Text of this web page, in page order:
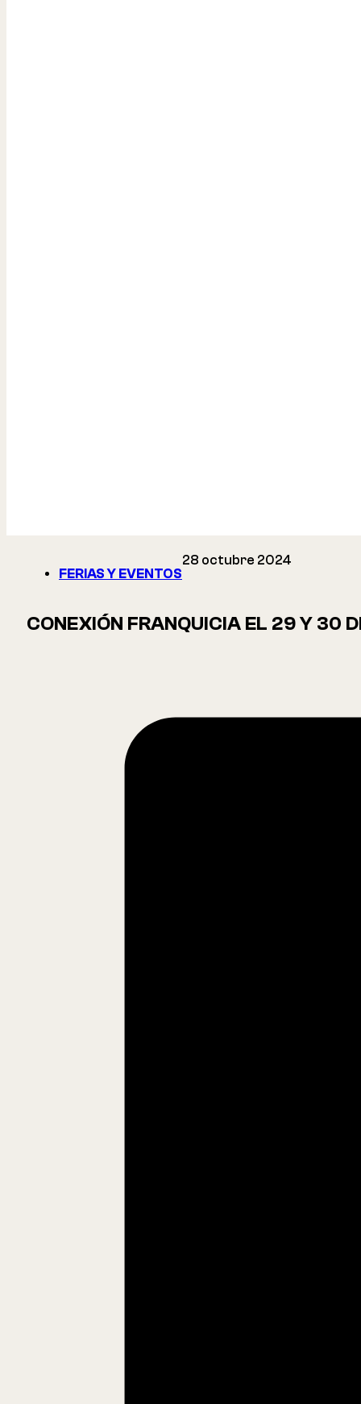
FERIAS Y EVENTOS
28 octubre 2024
CONEXIÓN FRANQUICIA EL 29 Y 30